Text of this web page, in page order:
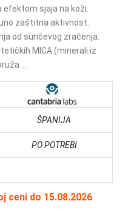
sjaja na koži.
zaštitna aktivnost.
od sunčevog zračenja.
MICA (minerali iz
...
ŠPANIJA
PO POTREBI
ceni do 15.08.2026